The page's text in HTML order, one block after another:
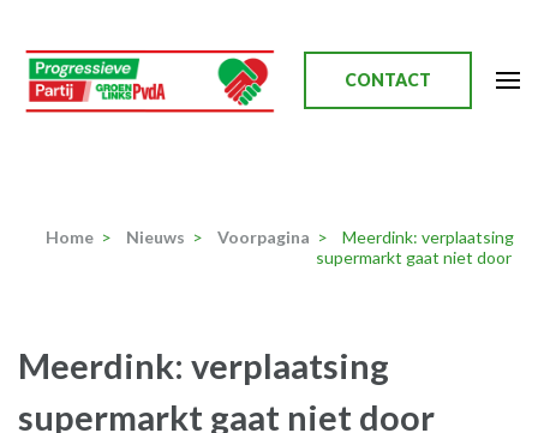
naar
inhoud
(Druk
CONTACT
Home > Nieuws > Voorpagina >
Meerdink: verplaatsing
supermarkt gaat niet door
Meerdink: verplaatsing
supermarkt gaat niet door